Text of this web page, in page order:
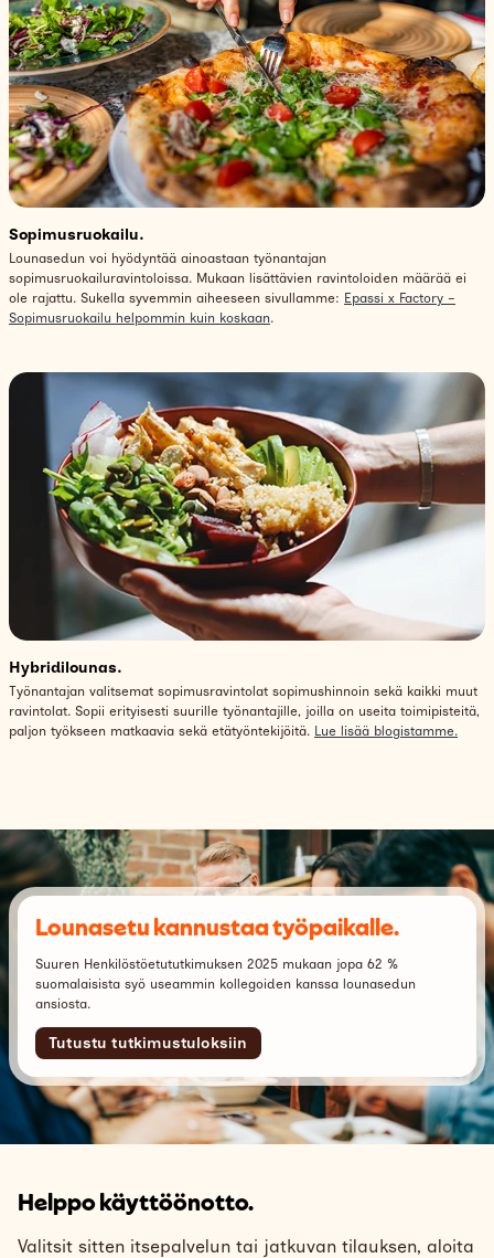
Sopimusruokailu.
Lounasedun voi hyödyntää ainoastaan työnantajan
sopimusruokailuravintoloissa. Mukaan lisättävien ravintoloiden määrää ei
ole rajattu. Sukella syvemmin aiheeseen sivullamme: Epassi x Factory –
Sopimusruokailu helpommin kuin koskaan.
Hybridilounas.
Työnantajan valitsemat sopimusravintolat sopimushinnoin sekä kaikki muut
ravintolat. Sopii erityisesti suurille työnantajille, joilla on useita toimipisteitä,
paljon työkseen matkaavia sekä etätyöntekijöitä. Lue lisää blogistamme.
Lounasetu kannustaa työpaikalle.
Suuren Henkilöstöetututkimuksen 2025 mukaan jopa 62 %
suomalaisista syö useammin kollegoiden kanssa lounasedun
ansiosta.
Tutustu tutkimustuloksiin
Helppo käyttöönotto.
Valitsit sitten itsepalvelun tai jatkuvan tilauksen, aloita